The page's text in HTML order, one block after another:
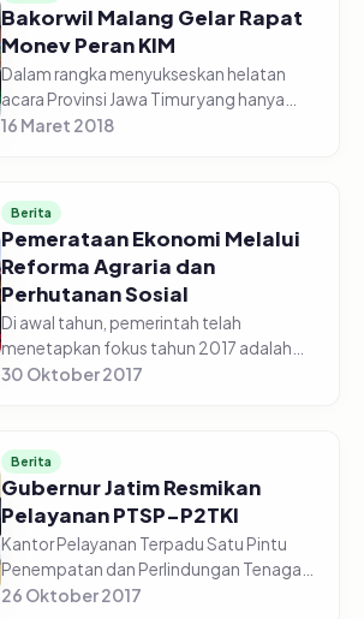
Bakorwil Malang Gelar Rapat
Monev Peran KIM
Dalam rangka menyukseskan helatan
acara Provinsi Jawa Timur yang hanya
diselenggarakan sekali dalam 2 tahun
16 Maret 2018
Berita
Pemerataan Ekonomi Melalui
Reforma Agraria dan
Perhutanan Sosial
Di awal tahun, pemerintah telah
menetapkan fokus tahun 2017 adalah
pemerataan ekonomi. Untuk itu,
kelesta...
30 Oktober 2017
Berita
Gubernur Jatim Resmikan
Pelayanan PTSP-P2TKI
Kantor Pelayanan Terpadu Satu Pintu
Penempatan dan Perlindungan Tenaga
Kerja Indonesia (PTSP-P2TKI) sudah
26 Oktober 2017